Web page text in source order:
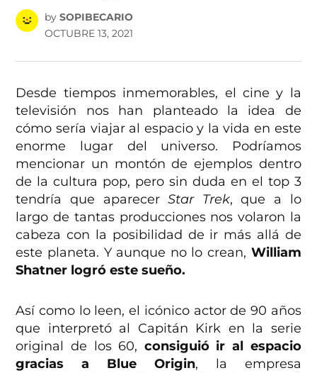
by SOPIBECARIO
OCTUBRE 13, 2021
Desde tiempos inmemorables, el cine y la
televisión nos han planteado la idea de
cómo sería viajar al espacio y la vida en este
enorme lugar del universo. Podríamos
mencionar un montón de ejemplos dentro
de la cultura pop, pero sin duda en el top 3
tendría que aparecerStar Trek, que a lo
largo de tantas producciones nos volaron la
cabeza con la posibilidad de ir más allá de
este planeta. Y aunque no lo crean, William
Shatner logró este sueño.
Así como lo leen, el icónico actor de 90 años
que interpretó al Capitán Kirk en la serie
original de los 60, consiguió ir al espacio
gracias a Blue Origin, la empresa